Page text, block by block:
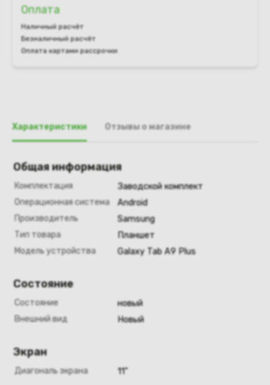
Оплата
Наличный расчёт
Безналичный расчёт
Оплата картами рассрочки
Характеристики Отзывы о магазине
Общая информация
Комплектация
Заводской комплект
Операционная система
Android
Производитель
Samsung
Тип товара
Планшет
Модель устройства
Galaxy Tab A9 Plus
Состояние
Состояние
новый
Внешний вид
Новый
Экран
Диагональ экрана 11"